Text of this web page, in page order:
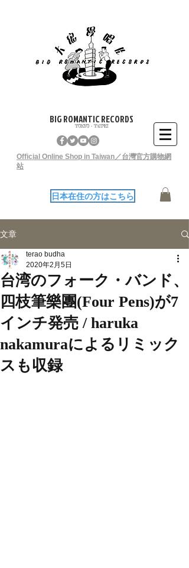
BIG ROMANTIC RECORDS
TOKYO - TAIPEI
Official Online Shop in Taiwan／台灣官方購物網
站
日本在住の方はこちら
文章
台湾のフォーク・バンド、
四枝筆樂團(Four Pens)が7
インチ発売 / haruka
nakamuraによるリミック
スも収録
terao budha
2020年2月5日